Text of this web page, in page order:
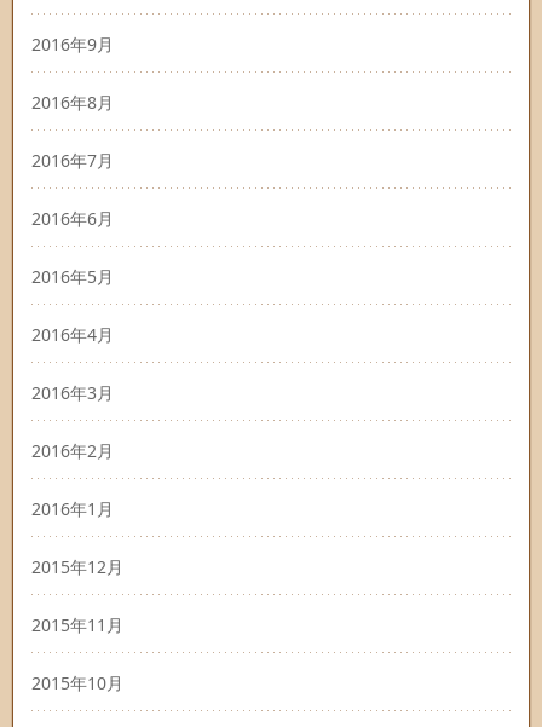
2016年9月
2016年8月
2016年7月
2016年6月
2016年5月
2016年4月
2016年3月
2016年2月
2016年1月
2015年12月
2015年11月
2015年10月